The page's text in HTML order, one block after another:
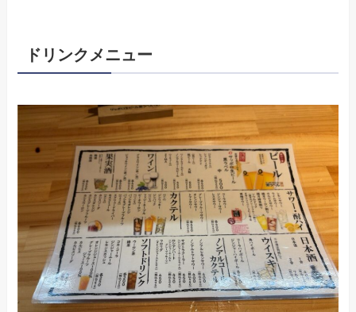
ドリンクメニュー